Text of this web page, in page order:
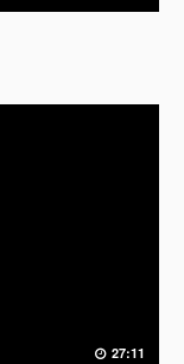
27:11